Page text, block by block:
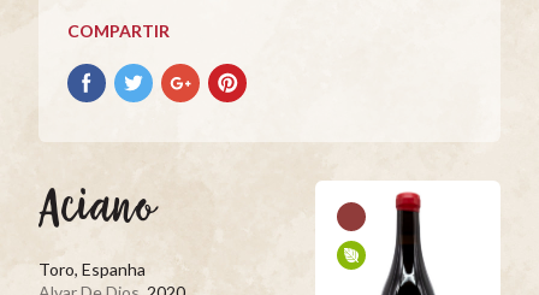
Terroir
Europeus
COMPARTIR
Compartir
con
Compartir
con
Compartir
con
Compartir
con
Aciano
Toro, Espanha